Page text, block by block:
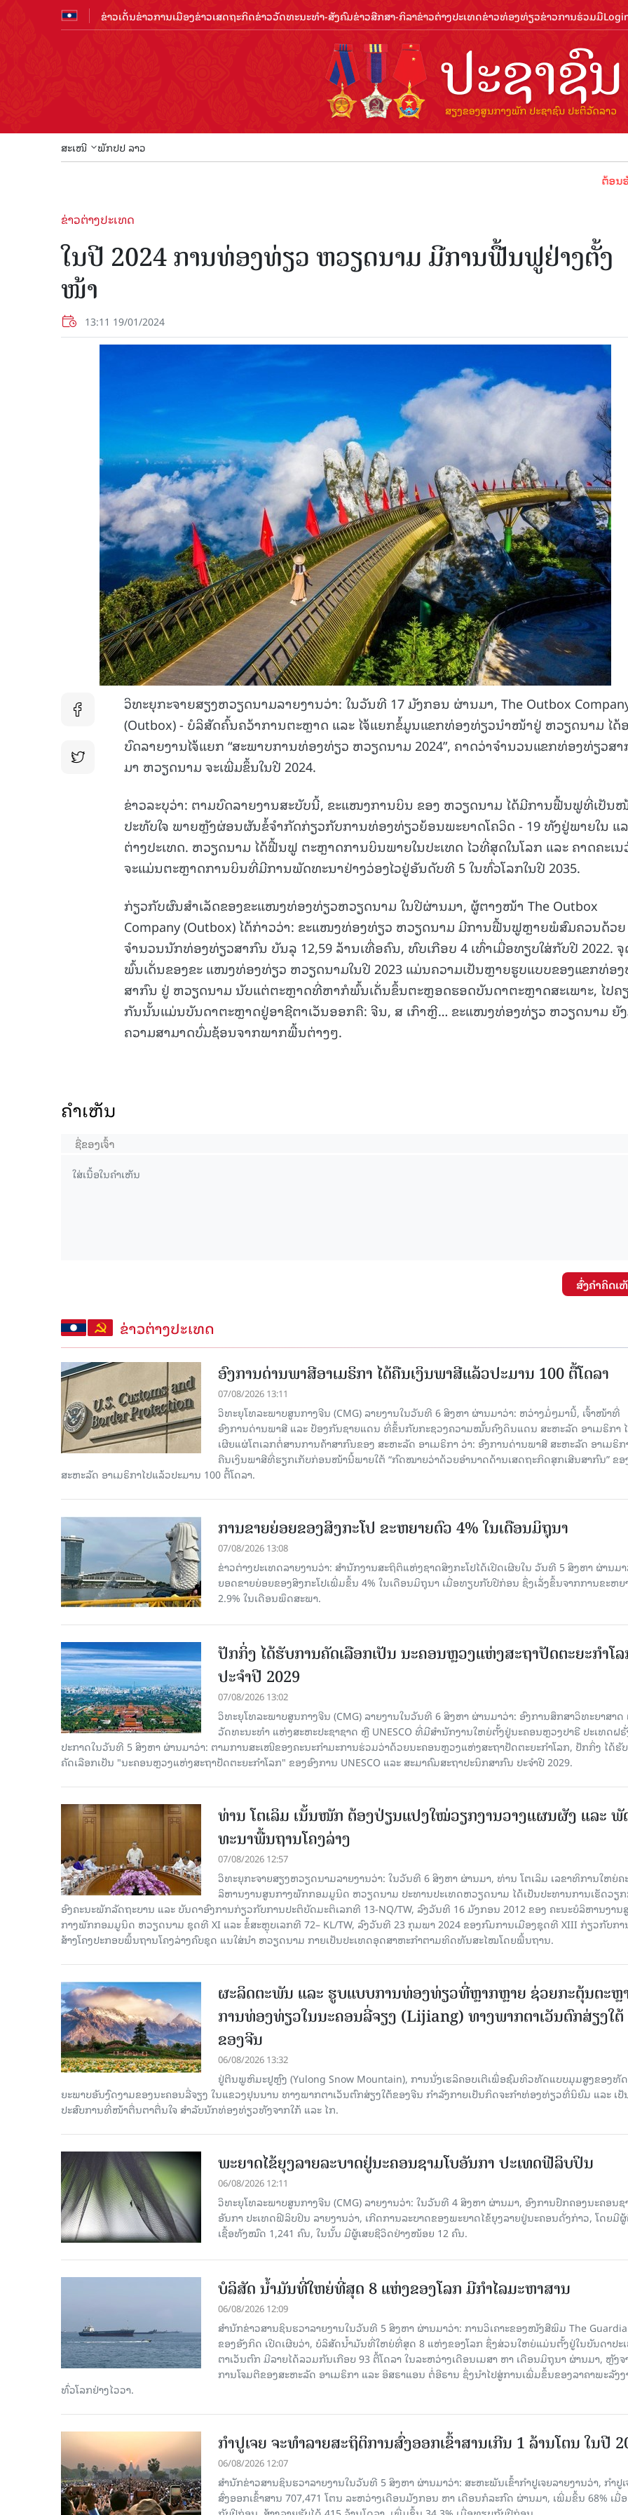
ຂ່າວເດັ່ນຂ່າວການເມືອງຂ່າວເສດຖະກິດຂ່າວວັດທະນະທຳ-ສັງຄົມຂ່າວສືກສາ-ກິລາຂ່າວຕ່າງປະເທດຂ່າວທ່ອງທ່ຽວຂ່າວການຮ່ວມມື
ສະເໜີ ພັກປປ ລາວ
ຕ້ອນຮັບປີທ່ອ
ຂ່າວຕ່າງປະເທດ
ໃນປີ 2024 ການທ່ອງທ່ຽວ ຫວຽດນາມ ມີການຟື້ນຟູຢ່າງຕັ້ງ
ໜ້າ
13:11 19/01/2024
ວິທະຍຸກະຈາຍສຽງຫວຽດນາມລາຍງານວ່າ: ໃນວັນທີ 17 ມັງກອນ ຜ່ານມາ, The Outbox
(Outbox) - ບໍລິສັດຄົ້ນຄວ້າການຕະຫຼາດ ແລະ ໄຈ້ແຍກຂໍ້ມູນແຂກທ່ອງທ່ຽວນຳໜ້າຢູ່ ຫວຽດນາມ ໄດ້
ບົດລາຍງານໄຈ້ແຍກ “ສະພາບການທ່ອງທ່ຽວ ຫວຽດນາມ 2024”, ຄາດວ່າຈຳນວນແຂກທ່ອງທ່ຽວສ
ມາ ຫວຽດນາມ ຈະເພີ່ມຂຶ້ນໃນປີ 2024.
ຂ່າວລະບຸວ່າ: ຕາມບົດລາຍງານສະບັບນີ້, ຂະແໜງການບິນ ຂອງ ຫວຽດນາມ ໄດ້ມີການຟື້ນຟູທີ່ເປັນ
ປະທັບໃຈ ພາຍຫຼັງຜ່ອນຜັນຂໍ້ຈຳກັດກ່ຽວກັບການທ່ອງທ່ຽວຍ້ອນພະຍາດໂຄວິດ - 19 ທັງຢູ່ພາຍໃນ ແ
ຕ່າງປະເທດ. ຫວຽດນາມ ໄດ້ຟື້ນຟູ ຕະຫຼາດການບິນພາຍໃນປະເທດ ໄວທີ່ສຸດໃນໂລກ ແລະ ຄາດຄະເນ
ຈະແມ່ນຕະຫຼາດການບິນທີ່ມີການພັດທະນາຢ່າງວ່ອງໄວຢູ່ອັນດັບທີ 5 ໃນທົ່ວໂລກໃນປີ 2035.
ກ່ຽວກັບຜົນສຳເລັດຂອງຂະແໜງທ່ອງທ່ຽວຫວຽດນາມ ໃນປີຜ່ານມາ, ຜູ້ຕາງໜ້າ The Outbox
Company (Outbox) ໄດ້ກ່າວວ່າ: ຂະແໜງທ່ອງທ່ຽວ ຫວຽດນາມ ມີການຟື້ນຟູຫຼາຍພໍສົມຄວນດ້ວຍ
ຈຳນວນນັກທ່ອງທ່ຽວສາກົນ ບັນລຸ 12,59 ລ້ານເທື່ອຄົນ, ທົບເກືອບ 4 ເທົ່າເມື່ອທຽບໃສ່ກັບປີ 2022. ຈຸ
ພົ້ນເດັ່ນຂອງຂະ ແໜງທ່ອງທ່ຽວ ຫວຽດນາມໃນປີ 2023 ແມ່ນຄວາມເປັນຫຼາຍຮູບແບບຂອງແຂກທ່ອ
ສາກົນ ຢູ່ ຫວຽດນາມ ນັບແຕ່ຕະຫຼາດທີ່ຫາກໍພົ້ນເດັ່ນຂຶ້ນຕະຫຼອດຮອດບັນດາຕະຫຼາດສະເພາະ, ໄປຄ
ກັນນັ້ນແມ່ນບັນດາຕະຫຼາດຢູ່ອາຊີຕາເວັນອອກຄື: ຈີນ, ສ ເກົາຫຼີ… ຂະແໜງທ່ອງທ່ຽວ ຫວຽດນາມ ຍັ
ຄວາມສາມາດບົ່ມຊ້ອນຈາກພາກພື້ນຕ່າງໆ.
ຄໍາເຫັນ
ສົ່ງຄໍາຄິດເ
ຂ່າວຕ່າງປະເທດ
ອົງການດ່ານພາສີອາເມຣິກາ ໄດ້ຄືນເງິນພາສີແລ້ວປະມານ 100 ຕື້ໂດລາ
07/08/2026 13:11
ວິທະຍຸໂທລະພາບສູນກາງຈີນ (CMG) ລາຍງານໃນວັນທີ 6 ສິງຫາ ຜ່ານມາວ່າ: ຫວ່າງມໍ່ໆມານີ້, ເຈົ້າໜ້າທີ່
ອົງການດ່ານພາສີ ແລະ ປ້ອງກັນຊາຍແດນ ທີ່ຂຶ້ນກັບກະຊວງຄວາມໝັ້ນຄົງດິນແດນ ສະຫະລັດ ອາເມຣິກາ
ເຜີຍແຜ່ໂຕເລກຕໍ່ສານການຄ້າສາກົນຂອງ ສະຫະລັດ ອາເມຣິກາ ວ່າ: ອົງການດ່ານພາສີ ສະຫະລັດ ອາເມຣິກ
ຄືນເງິນພາສີທີ່ຮຽກເກັບກ່ອນໜ້ານີ້ພາຍໃຕ້ “ກົດໝາຍວ່າດ້ວຍອຳນາດດ້ານເສດຖະກິດສຸກເສີນສາກົນ” ຂອ
ສະຫະລັດ ອາເມຣິກາໄປແລ້ວປະມານ 100 ຕື້ໂດລາ.
ການຂາຍຍ່ອຍຂອງສິງກະໂປ ຂະຫຍາຍຕົວ 4% ໃນເດືອນມິຖຸນາ
07/08/2026 13:08
ຂ່າວຕ່າງປະເທດລາຍງານວ່າ: ສຳນັກງານສະຖິຕິແຫ່ງຊາດສິງກະໂປໄດ້ເປີດເຜີຍໃນ ວັນທີ 5 ສິງຫາ ຜ່ານມາ
ຍອດຂາຍຍ່ອຍຂອງສິງກະໂປເພີ່ມຂຶ້ນ 4% ໃນເດືອນມິຖຸນາ ເມື່ອທຽບກັບປີກ່ອນ ຊຶ່ງເລັ່ງຂຶ້ນຈາກການຂະຫຍ
2.9% ໃນເດືອນພຶດສະພາ.
ປັກກິ່ງ ໄດ້ຮັບການຄັດເລືອກເປັນ ນະຄອນຫຼວງແຫ່ງສະຖາປັດຕະຍະກຳໂ
ປະຈຳປີ 2029
07/08/2026 13:02
ວິທະຍຸໂທລະພາບສູນກາງຈີນ (CMG) ລາຍງານໃນວັນທີ 6 ສິງຫາ ຜ່ານມາວ່າ: ອົງການສຶກສາວິທະຍາສາດ
ວັດທະນະທຳ ແຫ່ງສະຫະປະຊາຊາດ ຫຼື UNESCO ທີ່ມີສຳນັກງານໃຫຍ່ຕັ້ງຢູ່ນະຄອນ​ຫຼວງປາຣີ ປະເທດຝຣັ່
ປະກາດໃນວັນທີ 5 ສິງຫາ ຜ່ານມາວ່າ: ຕາມການສະເໜີຂອງຄະນະກຳມະການຮ່ວມວ່າດ້ວຍນະຄອນຫຼວງແຫ່ງສະຖາປັດຕະຍະກຳໂລກ, ປັກກິ່ງ ໄດ້ຮັ
ຄັດ​ເລືອກເປັນ "ນະຄອນຫຼວງແຫ່ງສະຖາປັດຕະຍະກຳໂລກ" ຂອງອົງການ UNESCO ແລະ ສະມາ​ຄົມສະຖາປະນິກສາກົນ ປະຈຳປີ 2029.
ທ່ານ ໂຕ​ເລິມ ເນັ້ນໜັກ ຕ້ອງ​ປ່ຽນ​ແປງ​ໃໝ່​ວຽກ​ງານ​ວາງ​ແຜນ​ຜັງ ແລະ ​ພັ
ທະ​ນາ​ພື້ນ​ຖານ​ໂຄງ​ລ່າງ
07/08/2026 12:57
ວິທະຍຸກະຈາຍສຽງຫວຽດນາມລາຍງານວ່າ: ໃນ​ວັນ​ທີ 6 ສິງ​ຫາ ຜ່ານມາ, ທ່ານ ໂຕ​ເລິມ ເລ​ຂາ​ທິ​ການ​ໃຫຍ່​ຄ
ລິ​ຫານ​ງານ​ສູນ​ກາງ​ພັກ​ກອມ​ມູ​ນິດ ຫວຽດ​ນາມ ປະ​ທານ​ປະ​ເທດຫວຽດ​ນາມ ໄດ້​ເປັນ​ປະ​ທານ​ການ​ເຮັດ​ວຽ
ອົງ​ຄະ​ນະ​ພັກ​ລັດ​ຖະ​ບານ ແລະ ບັນ​ດາ​ອົງ​ການ​ກ່ຽວ​ກັບ​ການ​ປະ​ຕິ​ບັດ​ມະ​ຕິ​ເລກ​ທີ 13-NQ/TW, ລົງວັນ​ທີ 16 ມັງ​ກອນ 2012 ຂອງ ຄະ​ນະ​ບໍ​ລິ​ຫານ​ງານ​
ກາງ​ພັກ​ກອມ​ມູ​ນິດ ຫວຽດ​ນາມ ຊຸດ​ທີ XI ແລະ ຂໍ້​ສະ​ຫຼຸບ​ເລກ​ທີ 72– KL/TW, ​ລົງວັນ​ທີ 23 ກຸມ​ພາ 2024 ຂອງ​ກົມ​ການ​ເມື​ອງ​ຊຸດ​ທີ XIII ກ່ຽວ​ກັບ​ກ
ສ້າງ​ໂຄງ​ປະ​ກອບ​ພື້ນ​ຖານ​ໂຄງ​ລ່າງຄົບ​ຊຸດ ແນ​ໃສ່​ນຳ ຫວຽດ​ນາມ ກາຍ​ເປັນ​ປະ​ເທດ​ອຸດ​ສາ​ຫະ​ກຳ​ຕາມ​ທິດ​ທັນ​ສະ​ໄໝ​ໂດຍ​ພື້ນ​ຖານ.
ຜະລິດຕະພັນ ແລະ ຮູບແບບການທ່ອງທ່ຽວທີ່ຫຼາກຫຼາຍ ຊ່ວຍກະຕຸ້ນຕະຫຼ
ການທ່ອງທ່ຽວໃນນະຄອນລີ່ຈຽງ (Lijiang) ທາງພາກຕາເວັນຕົກສ່ຽງໃຕ້
ຂອງຈີນ
06/08/2026 13:32
ຢູ່ຕີນພູຫິມະຢູຫຼົງ (Yulong Snow Mountain), ການນັ່ງເຮລິຄອບເຕີເພື່ອຊົມທິວທັດແບບມຸມສູງຂອງທັ
ຍະພາບອັນງົດງາມຂອງນະຄອນລີ່ຈຽງ ໃນແຂວງຢຸນນານ ທາງພາກຕາເວັນຕົກສ່ຽງໃຕ້ຂອງຈີນ ກຳລັງກາຍເປັນກິດຈະກຳທ່ອງທ່ຽວທີ່ນິຍົມ ແລະ ເປັ
ປະສົບການທີ່ໜ້າຕື່ນຕາຕື່ນໃຈ ສຳລັບນັກທ່ອງທ່ຽວທັງຈາກໃກ້ ແລະ ໄກ.
ພະຍາດໄຂ້ຍຸງລາຍລະບາດຢູ່ນະຄອນຊາມໂບ​ອັນກາ ປະເທດຟີລິບປິນ
06/08/2026 12:11
ວິທະຍຸໂທລະພາບສູນກາງຈີນ (CMG) ລາຍງານວ່າ: ໃນວັນທີ 4 ສິງ​ຫາ ຜ່ານມາ, ອົງການ​ປົກ​ຄອງນະຄອນຊ
ອັນກາ ປະເທດຟີລິບປິນ ລາຍ​ງານວ່າ, ເກີດ​ການລະບາດ​ຂອງພະຍາດໄຂ້ຍຸງລາຍຢູ່ນະຄອນດັ່ງກ່າວ, ໂດຍມີ
ເຊື້ອ​ທັງ​ໝົດ 1,241 ຄົນ, ໃນນັ້ນ ມີຜູ້ເສຍຊີວິດຢ່າງໜ້ອຍ 12 ຄົນ.
ບໍລິສັດ ນ້ຳມັນທີ່ໃຫຍ່ທີ່ສຸດ 8 ແຫ່ງຂອງໂລກ ມີກຳໄລມະຫາສານ
06/08/2026 12:09
ສຳນັກຂ່າວສານຊິນຮວາລາຍງານໃນວັນທີ 5 ສິງຫາ ຜ່ານມາວ່າ: ການວິເຄາະຂອງໜັງສືພິມ The
ຂອງອັງກິດ ເປີດເຜີຍວ່າ, ບໍລິສັດນ້ຳມັນທີ່ໃຫຍ່ທີ່ສຸດ 8 ແຫ່ງຂອງໂລກ ຊຶ່ງສ່ວນໃຫຍ່ແມ່ນຕັ້ງຢູ່ໃນບັນດາປະ
ຕາເວັນຕົກ ມີລາຍໄດ້ລວມກັນເກືອບ 93 ຕື້ໂດລາ ໃນລະຫວ່າງເດືອນເມສາ ຫາ ເດືອນມິຖຸນາ ຜ່ານມາ, ຫຼັງຈ
ການໂຈມຕີຂອງສະຫະລັດ ອາເມຣິກາ ແລະ ອິສຣາແອນ ຕໍ່ອີຣານ ຊຶ່ງນຳໄປສູ່ການເພີ່ມຂຶ້ນຂອງລາຄາພະລັງງ
ທົ່ວໂລກຢ່າງໄວວາ.
ກຳປູເຈຍ ຈະທຳລາຍສະຖິຕິການສົ່ງອອກເຂົ້າສານເກີນ 1 ລ້ານໂຕນ ໃນປີ
06/08/2026 12:07
ສຳນັກຂ່າວສານຊິນຮວາລາຍງານໃນວັນທີ 5 ສິງຫາ ຜ່ານມາວ່າ: ສະຫະພັນເຂົ້າກຳປູເຈຍລາຍງານວ່າ, ກໍາປູເ
ສົ່ງອອກເຂົ້າສານ 707,471 ໂຕນ ລະຫວ່າງເດືອນມັງກອນ ຫາ ເດືອນກໍລະກົດ ຜ່ານມາ, ເພີ່ມຂຶ້ນ 68% ເມື່
15.040(07-08-